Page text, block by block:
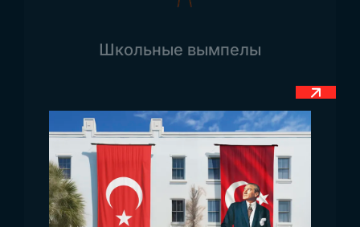
можно заметить, что он имеет своё
особенностей флага является то, что, в отличие
только из трёх цветов. Это подчеркивает его
прозрачный и чистый дизайн. Флаг состоит из
белого, красного и зелёного цветов. Белый
цвет символизирует чистосердечие народа,
красный цвет — кровь солдат, погибших в
истории страны, а зелёный цвет
Школьные вымпелы